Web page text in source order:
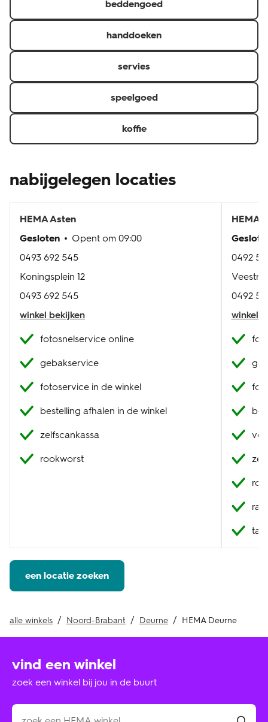
beddengoed
handdoeken
servies
speelgoed
koffie
nabijgelegen locaties
HEMAAsten
Gesloten
Opent om 09:00
0493 692 545
Koningsplein 12
0493 692 545
winkel bekijken
fotosnelservice online
gebakservice
fotoservice in de winkel
bestelling afhalen in de winkel
zelfscankassa
rookworst
HEMA
0492
0492
winkel
een locatie zoeken
alle winkels Noord-Brabant Deurne HEMA Deurne
vind een winkel
zoek een winkel bij jou in de buurt